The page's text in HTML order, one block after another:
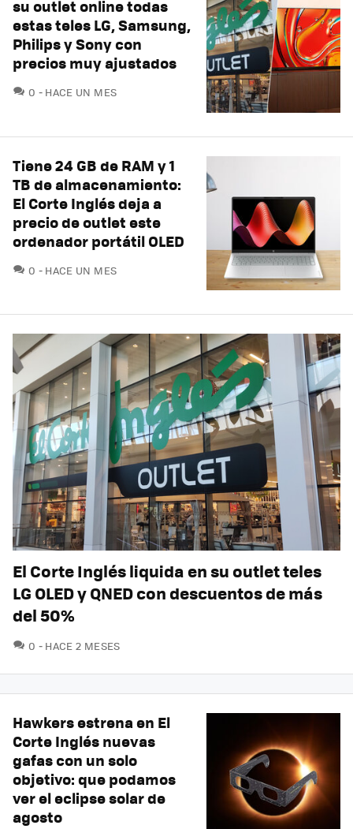
su outlet online todas
estas teles LG, Samsung,
Philips y Sony con
precios muy ajustados
0 COMENTARIOS
HACE UN MES
Tiene 24 GB de RAM y 1
TB de almacenamiento:
El Corte Inglés deja a
precio de outlet este
ordenador portátil OLED
0 COMENTARIOS
HACE UN MES
El Corte Inglés liquida en su outlet teles
LG OLED y QNED con descuentos de más
del 50%
0 COMENTARIOS
HACE 2 MESES
Hawkers estrena en El
Corte Inglés nuevas
gafas con un solo
objetivo: que podamos
ver el eclipse solar de
agosto